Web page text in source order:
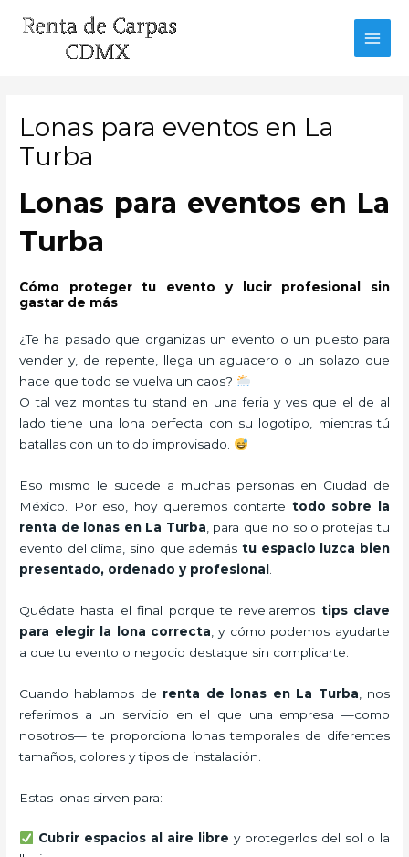
Lonas para eventos en La
Turba
Lonas para eventos en La
Turba
Cómo proteger tu evento y lucir profesional sin
gastar de más
¿Te ha pasado que organizas un evento o un puesto para
vender y, de repente, llega un aguacero o un solazo que
hace que todo se vuelva un caos?
O tal vez montas tu stand en una feria y ves que el de al
lado tiene una lona perfecta con su logotipo, mientras tú
batallas con un toldo improvisado.
Eso mismo le sucede a muchas personas en Ciudad de
México. Por eso, hoy queremos contarte todo sobre la
renta de lonas en La Turba , para que no solo protejas tu
evento del clima, sino que además tu espacio luzca bien
presentado, ordenado y profesional
Quédate hasta el final porque te revelaremos tips clave
para elegir la lona correcta , y cómo podemos ayudarte
a que tu evento o negocio destaque sin complicarte.
Cuando hablamos de renta de lonas en La Turba , nos
referimos a un servicio en el que una empresa —como
nosotros— te proporciona lonas temporales de diferentes
tamaños, colores y tipos de instalación.
Estas lonas sirven para:
Cubrir espacios al aire libre y protegerlos del sol o la